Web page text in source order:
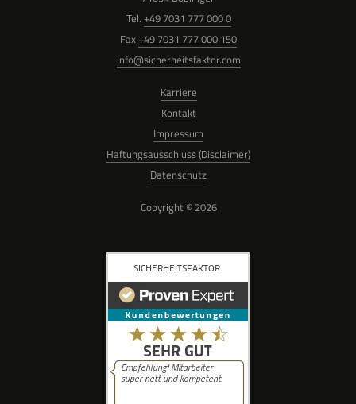
Tel. +49 7031 777 000 0
Fax+49 7031 777 000 150
info@sicherheitsfaktor.com
Karriere
Kontakt
Impressum
Haftungsausschluss (Disclaimer)
Datenschutz
Copyright © 2026